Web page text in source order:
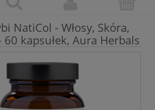
NatiCol - Włosy, Skóra,
60 kapsułek, Aura Herbals